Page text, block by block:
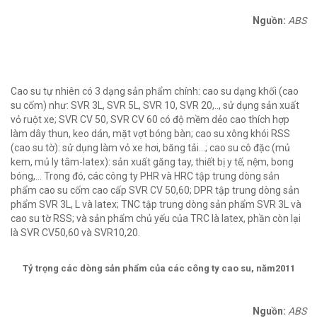
Nguồn: ABS
Cao su tự nhiên có 3 dạng sản phẩm chính: cao su dạng khối (cao
su cốm) như: SVR 3L, SVR 5L, SVR 10, SVR 20,.., sử dụng sản xuất
vỏ ruột xe; SVR CV 50, SVR CV 60 có độ mềm dẻo cao thích hợp
làm dây thun, keo dán, mặt vợt bóng bàn; cao su xông khói RSS
(cao su tờ): sử dụng làm vỏ xe hơi, băng tải…; cao su cô đặc (mủ
kem, mủ ly tâm-latex): sản xuất găng tay, thiết bị y tế, nệm, bong
bóng,… Trong đó, các công ty PHR và HRC tập trung dòng sản
phẩm cao su cốm cao cấp SVR CV 50,60; DPR tập trung dòng sản
phẩm SVR 3L, L và latex; TNC tập trung dòng sản phẩm SVR 3L và
cao su tờ RSS; và sản phẩm chủ yếu của TRC là latex, phần còn lại
là SVR CV50,60 và SVR10,20.
Tỷ trọng các dòng sản phẩm của các công ty cao su, năm2011
Nguồn: ABS